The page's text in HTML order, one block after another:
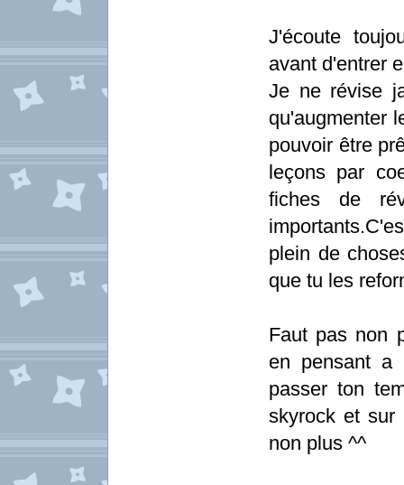
J'écoute
avant d'entrer
Je ne révise
qu'augmenter
pouvoir être
leçons par
fiches de
plein de
que tu les
Faut pas non
en pensant a
passer ton
skyrock et
non plus ^^